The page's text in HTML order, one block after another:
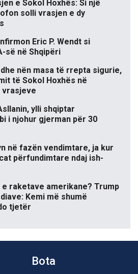
e Sokol Hoxhës: Si një
solli vrasjen e dy
Eric P. Wendt si
së në Shqipëri
nën masa të rrepta sigurie,
të Sokol Hoxhës në
vrasjeve
ylli shqiptar
i njohur gjerman për 30
në fazën vendimtare, ja kur
përfundimtare ndaj ish-
raketave amerikane? Trump
Kemi më shumë
tjetër
Bota